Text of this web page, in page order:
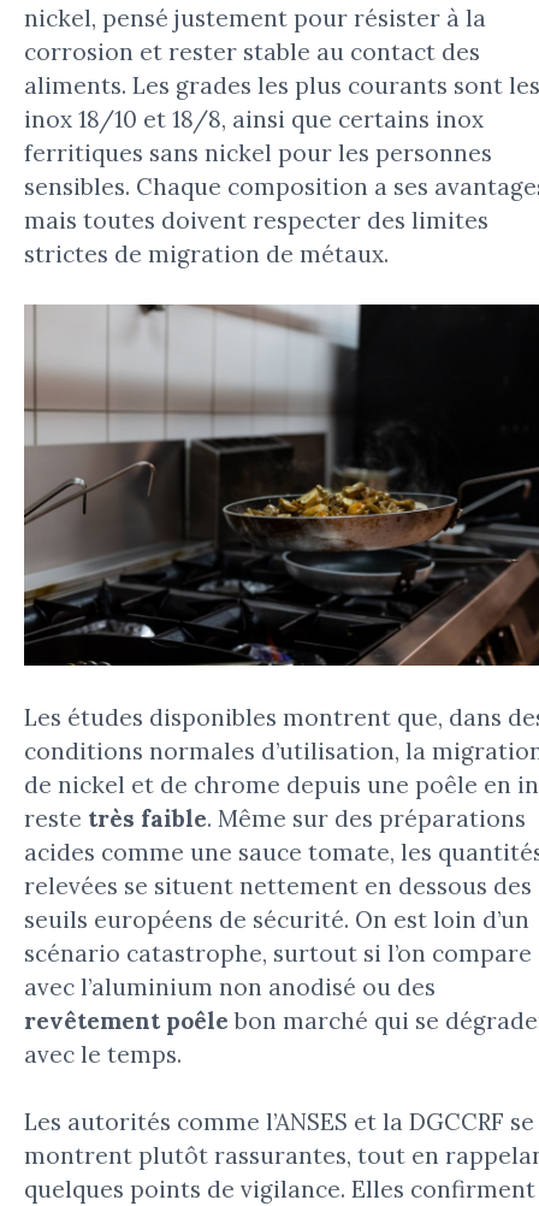
nickel, pensé justement pour résister à la
corrosion et rester stable au contact des
aliments. Les grades les plus courants sont les
inox 18/10 et 18/8, ainsi que certains inox
ferritiques sans nickel pour les personnes
sensibles. Chaque composition a ses
mais toutes doivent respecter des limites
strictes de migration de métaux.
Les études disponibles montrent que, dans
conditions normales d’utilisation, la
de nickel et de chrome depuis une poêle en
reste très faible. Même sur des préparations
acides comme une sauce tomate, les
relevées se situent nettement en dessous des
seuils européens de sécurité. On est loin d’un
scénario catastrophe, surtout si l’on compare
avec l’aluminium non anodisé ou des
revêtement poêle bon marché qui se
avec le temps.
Les autorités comme l’ANSES et la DGCCRF se
montrent plutôt rassurantes, tout en
quelques points de vigilance. Elles confirment